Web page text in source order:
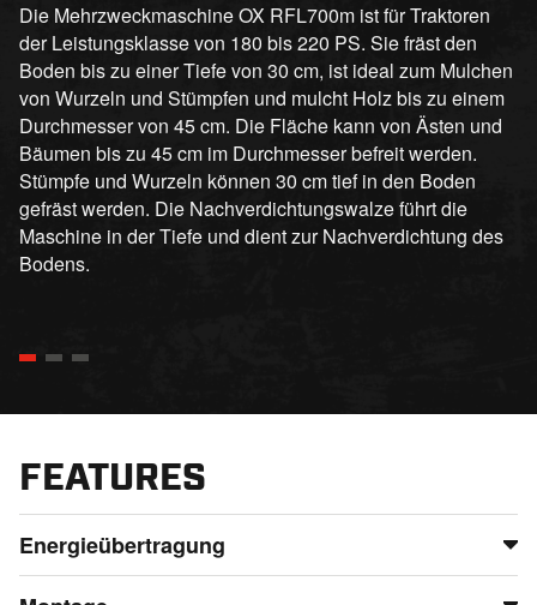
Die Mehrzweckmaschine OX RFL700m ist für Traktoren
der Leistungsklasse von 180 bis 220 PS. Sie fräst den
Boden bis zu einer Tiefe von 30 cm, ist ideal zum Mulchen
von Wurzeln und Stümpfen und mulcht Holz bis zu einem
Durchmesser von 45 cm. Die Fläche kann von Ästen und
Bäumen bis zu 45 cm im Durchmesser befreit werden.
Stümpfe und Wurzeln können 30 cm tief in den Boden
gefräst werden. Die Nachverdichtungswalze führt die
Maschine in der Tiefe und dient zur Nachverdichtung des
Bodens.
FEATURES
Energieübertragung